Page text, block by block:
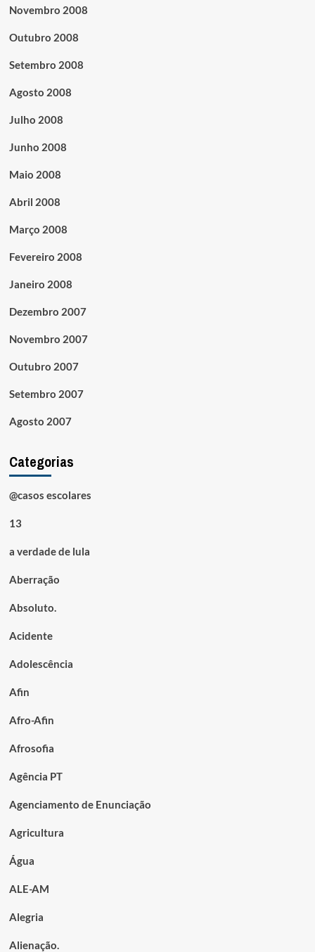
Novembro 2008
Outubro 2008
Setembro 2008
Agosto 2008
Julho 2008
Junho 2008
Maio 2008
Abril 2008
Março 2008
Fevereiro 2008
Janeiro 2008
Dezembro 2007
Novembro 2007
Outubro 2007
Setembro 2007
Agosto 2007
Categorias
@casos escolares
13
a verdade de lula
Aberração
Absoluto.
Acidente
Adolescência
Afin
Afro-Afin
Afrosofia
Agência PT
Agenciamento de Enunciação
Agricultura
Água
ALE-AM
Alegria
Alienação.